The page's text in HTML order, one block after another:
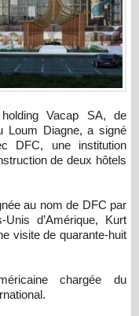
Loum Diagne, a signé
DFC, une institution
de deux hôtels
au nom de DFC par
d’Amérique, Kurt
visite de quarante-huit
chargée du